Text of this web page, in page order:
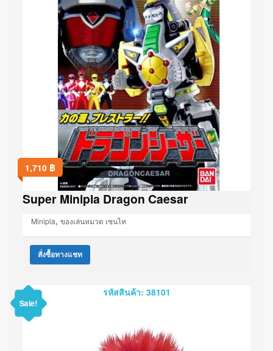
1,710 ฿
Super Minipla Dragon Caesar
Minipla, ของเล่นหมวด เซนไท
สั่งซื้อทางแชท
รหัสสินค้า: 38101
Sale!